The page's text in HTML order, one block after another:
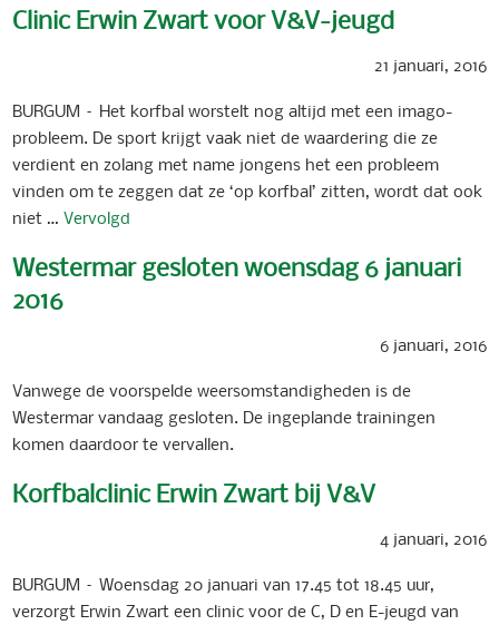
Clinic Erwin Zwart voor V&V-jeugd
21 januari, 2016
BURGUM – Het korfbal worstelt nog altijd met een imago-
probleem. De sport krijgt vaak niet de waardering die ze
verdient en zolang met name jongens het een probleem
vinden om te zeggen dat ze ‘op korfbal’ zitten, wordt dat ook
niet …Vervolgd
Westermar gesloten woensdag 6 januari
2016
6 januari, 2016
Vanwege de voorspelde weersomstandigheden is de
Westermar vandaag gesloten. De ingeplande trainingen
komen daardoor te vervallen.
Korfbalclinic Erwin Zwart bij V&V
4 januari, 2016
BURGUM – Woensdag 20 januari van 17.45 tot 18.45 uur,
verzorgt Erwin Zwart een clinic voor de C, D en E-jeugd van